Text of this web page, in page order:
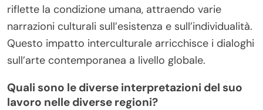
riflette la condizione umana, attraendo varie
narrazioni culturali sull’esistenza e sull’individualità.
Questo impatto interculturale arricchisce i dialoghi
sull’arte contemporanea a livello globale.
Quali sono le diverse interpretazioni del suo
lavoro nelle diverse regioni?